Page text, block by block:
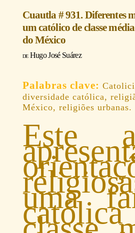
Cuautla # 931. Diferentes
um católico de classe
do México
Hugo José Suárez
diversidade católica,
México, religiões urbanas.
Este
uma